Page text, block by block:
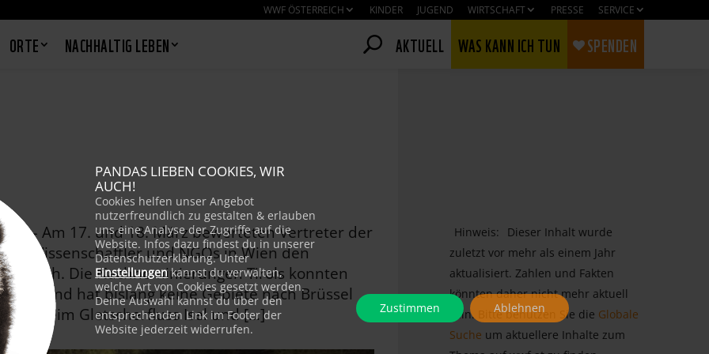
WWF ÖSTERREICH KINDER JUGEND WIRTSCHAFT PRESSE SERVICE
ORTE NACHHALTIG LEBEN AKTUELL WAS KANN ICH TUN SPENDEN
– Am 17. und 18. März bewerteten Vertreter der
Wissenschaftler und NGOs in Wien den
Die Nachnominierungen Tirols konnten
hat bislang keine Gebiete nach Brüssel
beim Gletscherfluss Isel und […]
Hinweis:
Dieser Inhalt wurde
zuletzt vor mehr als einem Jahr
aktualisiert. Zahlen und Fakten
könnten daher nicht mehr aktuell
sein. Bitte benutzen Sie die Globale
Suche um aktuellere Inhalte zum
PANDAS LIEBEN COOKIES, WIR
AUCH!
Cookies helfen unser Angebot
nutzerfreundlich zu gestalten & erlauben
uns eine Analyse der Zugriffe auf die
Website. Infos dazu findest du in unserer
Datenschutzerklärung. Unter
Einstellungen kannst du verwalten,
welche Art von Cookies gesetzt werden.
Deine Auswahl kannst du über den
entsprechenden Link im Footer der
Website jederzeit widerrufen.
Zustimmen Ablehnen